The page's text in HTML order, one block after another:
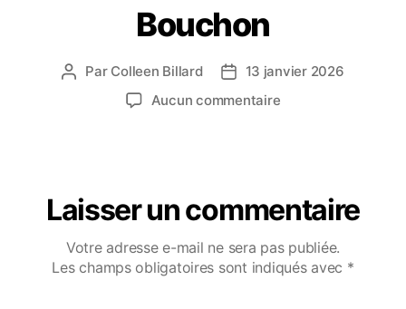
Bouchon
Par Colleen Billard
13 janvier 2026
Aucun commentaire
Laisser un commentaire
Votre adresse e-mail ne sera pas publiée.
Les champs obligatoires sont indiqués avec *